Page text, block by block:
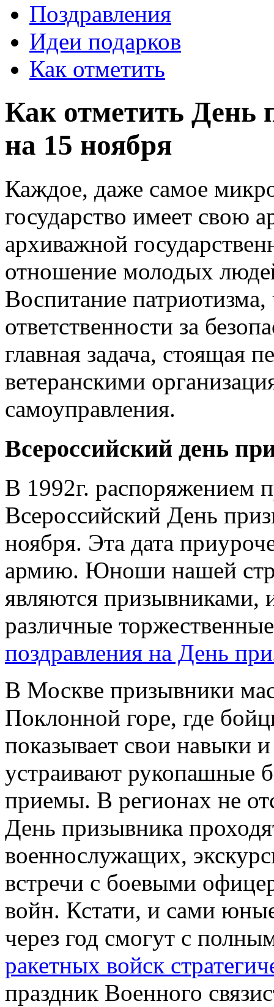
Поздравления
Идеи подарков
Как отметить
Как отметить День
на 15 ноября
Каждое, даже самое
государство имеет свою
архиважной
отношение молодых
Воспитание патриотизма,
ответственности за
главная задача, стоящая
ветеранскими
самоуправления.
Всероссийский день
В 1992г. распоряжением
Всероссийский День
ноября. Эта дата
армию. Юноши нашей
являются призывниками,
различные
поздравления на День
В Москве призывники
Поклонной горе, где
показывает свои навыки
устраивают рукопашные
приемы. В регионах не
День призывника
военнослужащих,
встречи с боевыми
войн. Кстати, и сами
через год смогут с
ракетных войск
праздник Военного